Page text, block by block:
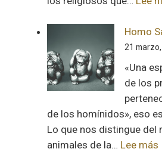
Homo
21
«Una
de los
de los homínidos», eso
Lo que nos distingue del
animales de la… Lee más: